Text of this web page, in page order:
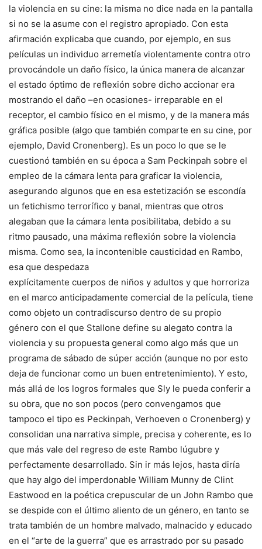
la violencia en su cine: la misma no dice nada en la pantalla
si no se la asume con el registro apropiado. Con esta
afirmación explicaba que cuando, por ejemplo, en sus
películas un individuo arremetía violentamente contra otro
provocándole un daño físico, la única manera de alcanzar
el estado óptimo de reflexión sobre dicho accionar era
mostrando el daño –en ocasiones- irreparable en el
receptor, el cambio físico en el mismo, y de la manera más
gráfica posible (algo que también comparte en su cine, por
ejemplo, David Cronenberg). Es un poco lo que se le
cuestionó también en su época a Sam Peckinpah sobre el
empleo de la cámara lenta para graficar la violencia,
asegurando algunos que en esa estetización se escondía
un fetichismo terrorífico y banal, mientras que otros
alegaban que la cámara lenta posibilitaba, debido a su
ritmo pausado, una máxima reflexión sobre la violencia
misma. Como sea, la incontenible causticidad en Rambo,
esa que despedaza
explícitamente cuerpos de niños y adultos y que horroriza
en el marco anticipadamente comercial de la película, tiene
como objeto un contradiscurso dentro de su propio
género con el que Stallone define su alegato contra la
violencia y su propuesta general como algo más que un
programa de sábado de súper acción (aunque no por esto
deja de funcionar como un buen entretenimiento). Y esto,
más allá de los logros formales que Sly le pueda conferir a
su obra, que no son pocos (pero convengamos que
tampoco el tipo es Peckinpah, Verhoeven o Cronenberg) y
consolidan una narrativa simple, precisa y coherente, es lo
que más vale del regreso de este Rambo lúgubre y
perfectamente desarrollado. Sin ir más lejos, hasta diría
que hay algo del imperdonable William Munny de Clint
Eastwood en la poética crepuscular de un John Rambo que
se despide con el último aliento de un género, en tanto se
trata también de un hombre malvado, malnacido y educado
en el “arte de la guerra” que es arrastrado por su pasado